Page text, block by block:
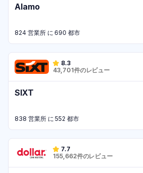
Alamo
824 営業所 に 690 都市
8.3
43,701件のレビュー
SIXT
838 営業所 に 552 都市
7.7
155,662件のレビュー